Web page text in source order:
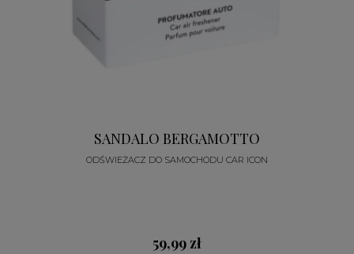
SANDALO BERGAMOTTO
ODŚWIEŻACZ DO SAMOCHODU CAR ICON
59,99 zł